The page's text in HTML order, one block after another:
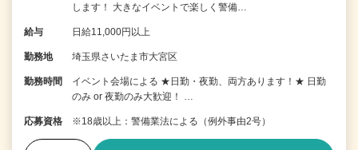
します！ 大きなイベントで楽しく警備…
給与 日給11,000円以上
勤務地 埼玉県さいたま市大宮区
勤務時間
イベント会場による ★日勤・夜勤、両方あります！★ 日勤
のみ or 夜勤のみ大歓迎！ …
応募資格 ※18歳以上：警備業法による（例外事由2号）